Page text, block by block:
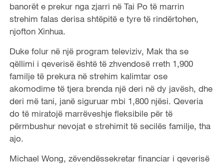
banorët e prekur nga zjarri në Tai Po të marrin
strehim falas derisa shtëpitë e tyre të rindërtohen,
njofton Xinhua.
Duke folur në një program televiziv, Mak tha se
qëllimi i qeverisë është të zhvendosë rreth 1,900
familje të prekura në strehim kalimtar ose
akomodime të tjera brenda një deri në dy javësh, dhe
deri më tani, janë siguruar mbi 1,800 njësi. Qeveria
do të miratojë marrëveshje fleksibile për të
përmbushur nevojat e strehimit të secilës familje, tha
ajo.
Michael Wong, zëvendëssekretar financiar i qeverisë